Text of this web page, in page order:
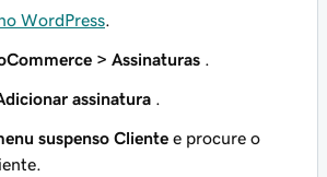
WordPress
> Assinaturas
assinatura
suspenso Cliente e procure o